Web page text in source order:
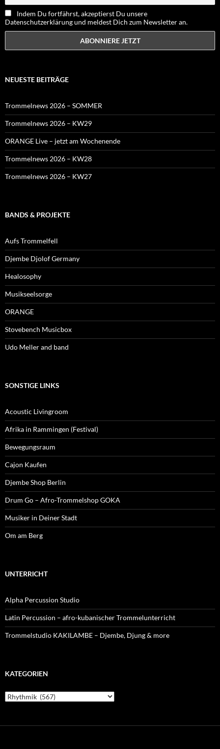
Indem Du fortfährst, akzeptierst Du unsere
Datenschutzerklärung und meldest Dich zum Newsletter an.
NEUESTE BEITRÄGE
Trommelnews 2026 – SOMMER
Trommelnews 2026 – KW29
ORANGE Live – jetzt am Wochenende
Trommelnews 2026 – KW28
Trommelnews 2026 – KW27
BANDS & PROJEKTE
Aufs Trommelfell
Djembe Djolof Germany
Healosophy
Musikseelsorge
ORANGE
Stovebench Musicbox
Udo Meller and band
SONSTIGE LINKS
Acoustic Livingroom
Afrika in Rammingen (Festival)
Bewegungsraum
Cajon Kaufen
Djembe Shop Berlin
Drum Go – Afro-Trommelshop GOKA
Musiker in Deiner Stadt
Om am Berg
UNTERRICHT
Alpha Percussion Studio
Latin Percussion – afro-kubanischer Trommelunterricht
Trommelstudio KAKILAMBE – Djembe, Djung & more
KATEGORIEN
Kategorien